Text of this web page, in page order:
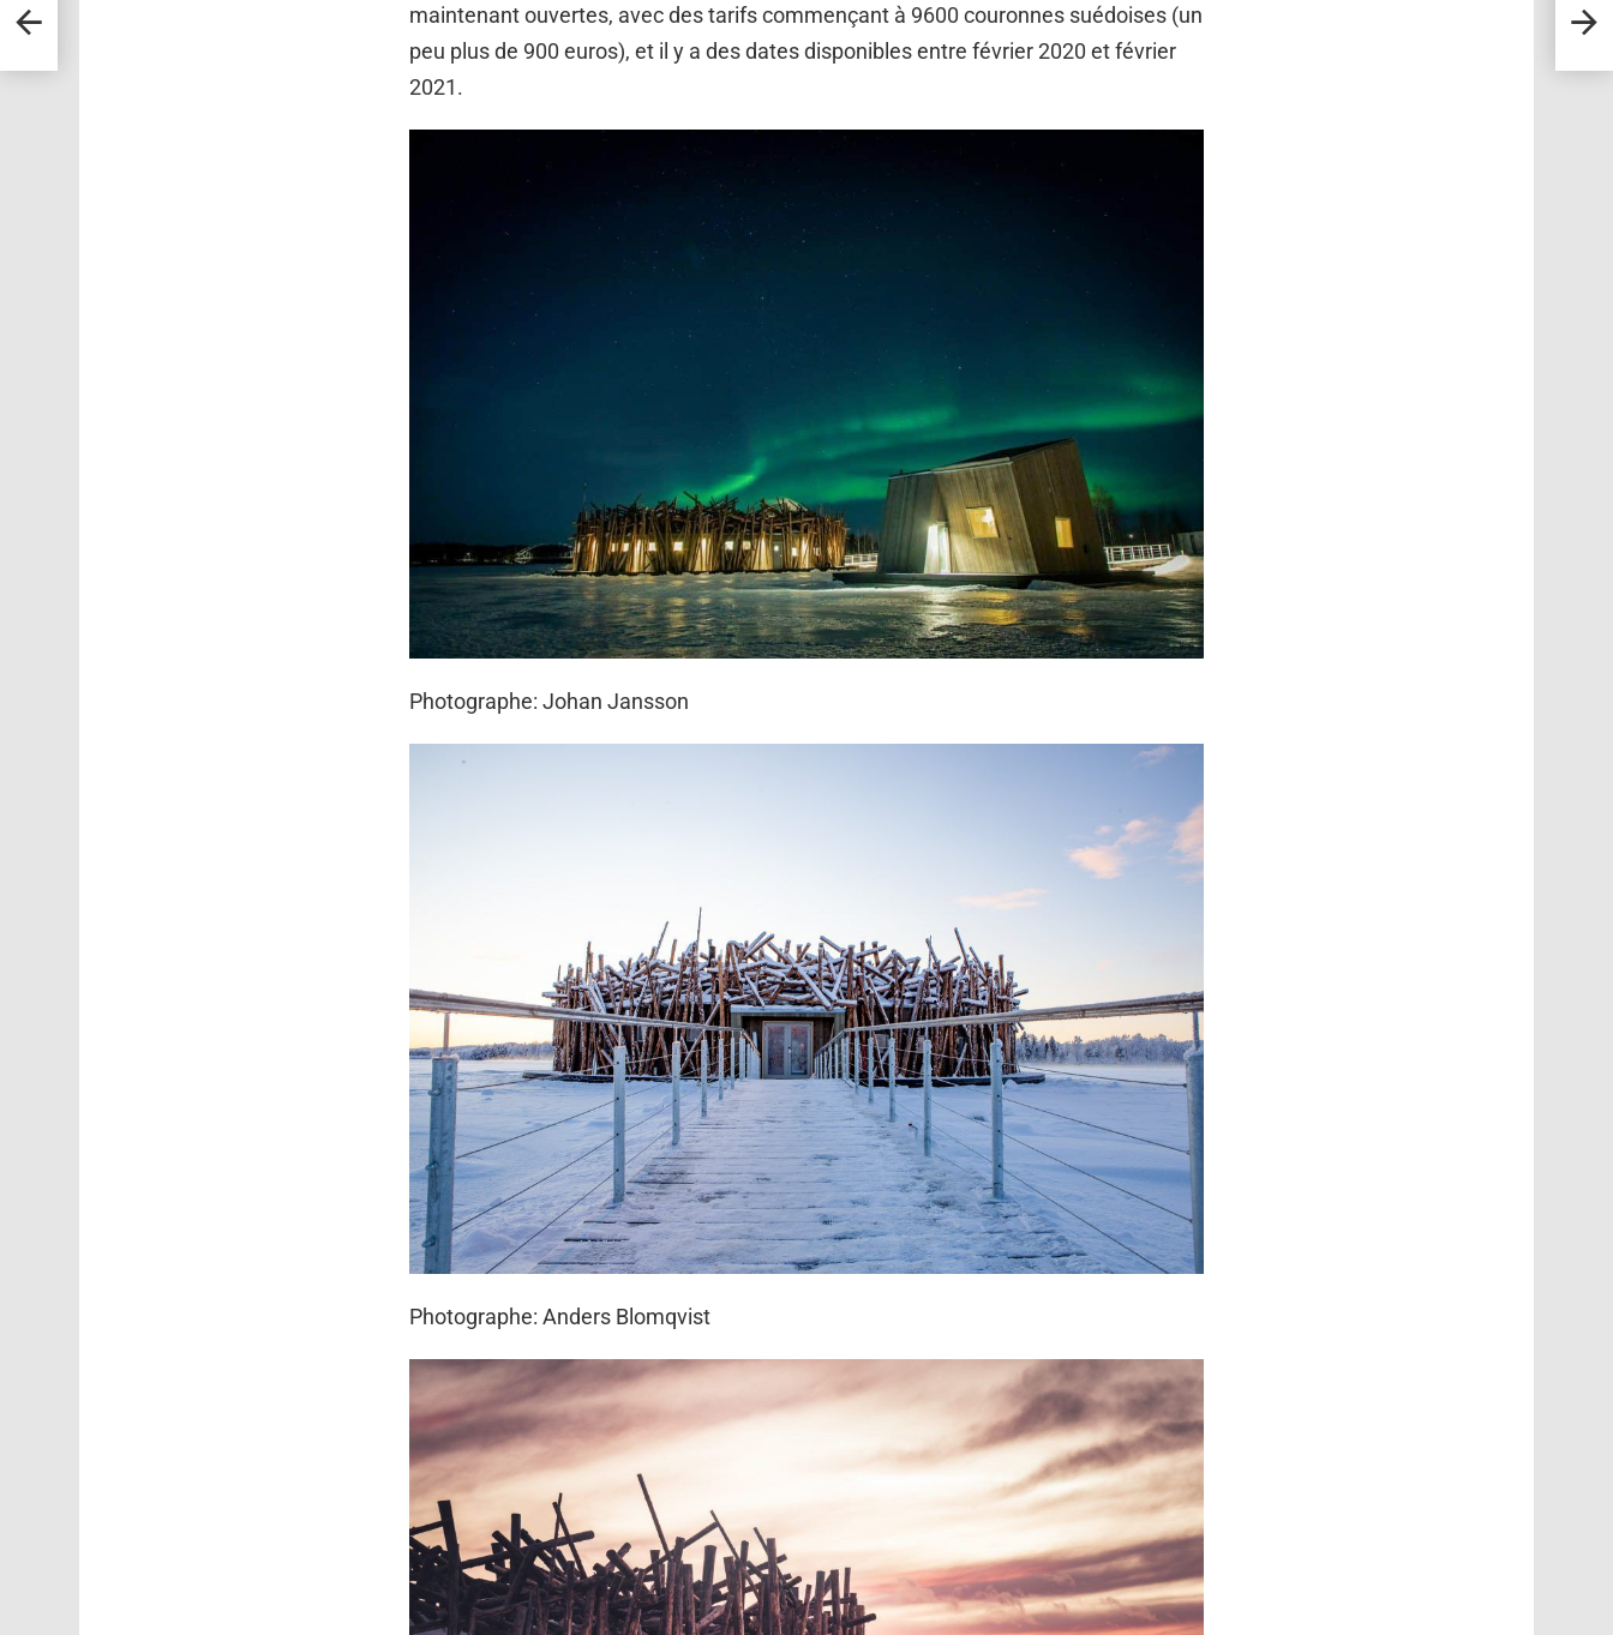
maintenant ouvertes, avec des tarifs commençant à 9600 couronnes suédoises (un
peu plus de 900 euros), et il y a des dates disponibles entre février 2020 et février
2021.
Photographe: Johan Jansson
Photographe: Anders Blomqvist
de